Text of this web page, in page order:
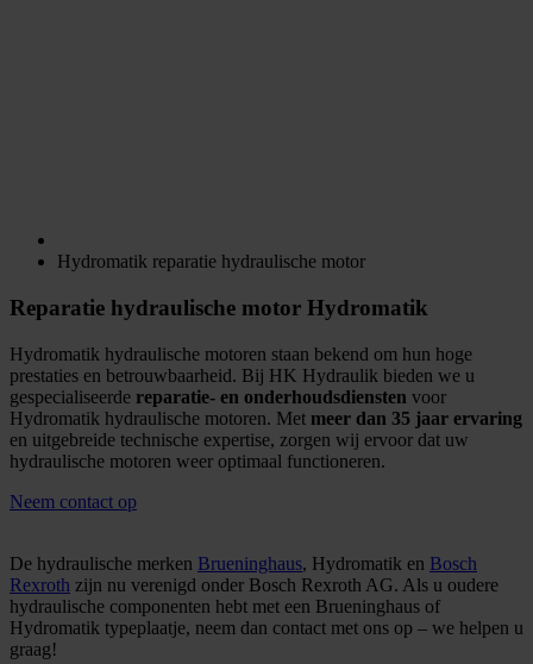
Hydromatik reparatie hydraulische motor
Reparatie hydraulische motor Hydromatik
Hydromatik hydraulische motoren staan bekend om hun hoge
prestaties en betrouwbaarheid. Bij HK Hydraulik bieden we u
gespecialiseerde reparatie- en onderhoudsdiensten voor
Hydromatik hydraulische motoren. Met meer dan 35 jaar ervaring
en uitgebreide technische expertise, zorgen wij ervoor dat uw
hydraulische motoren weer optimaal functioneren.
Neem contact op
De hydraulische merken Brueninghaus, Hydromatik en Bosch
Rexroth zijn nu verenigd onder Bosch Rexroth AG. Als u oudere
hydraulische componenten hebt met een Brueninghaus of
Hydromatik typeplaatje, neem dan contact met ons op – we helpen u
graag!